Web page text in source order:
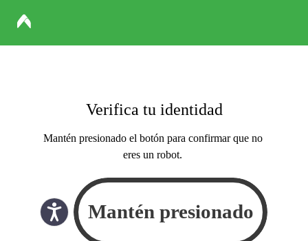
Verifica tu identidad
Mantén presionado el botón para confirmar que no
eres un robot.